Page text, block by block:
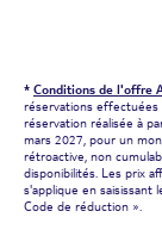
* Conditions de l'offre
réservations effectuées
réservation réalisée à
mars 2027, pour un
rétroactive, non
disponibilités. Les prix
s'applique en saisissant
Code de réduction ».